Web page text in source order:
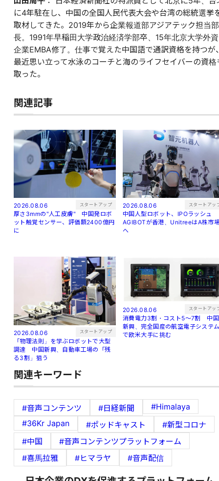
に4年駐在し、中国の全国人民代表大会や台湾の総統選挙
取材してきた。2019年から企業報道部アジアテック担当部
長。1991年早稲田大学政治経済学部卒、15年北京大学外資
企業EMBA修了。仕事で覚えた中国語で通訳資格を持つが
最近思い立って水泳のコーチと海のライフセイバーの資格
取った。
関連記事
2026.08.06 スタートアップ
厚さ3mmの"人工皮膚" 中国発ロボ
ット触覚センサー、評価額2400億円
に
2026.08.06 スタートアッ
中国人型ロボット、IPOラッシュ
AGIBOTが香港、UnitreeはA株市
へ
2026.08.06 スタートアップ
「物理法則」を学ぶロボットで大型
調達 中国新興、自動車工場の「残
る3割」狙う
2026.08.06 スタートアッ
消費電力3割・コスト5〜7割 中国
新興、完全国産の航空電子システ
で欧米大手に挑む
関連キーワード
#音声コンテンツ #日経新聞
#Himalaya
#36Kr Japan
#ポッドキャスト
#新型コロナ
#中国
#音声コンテンツプラットフォーム
#喜馬拉雅
#ヒマラヤ #音声配信